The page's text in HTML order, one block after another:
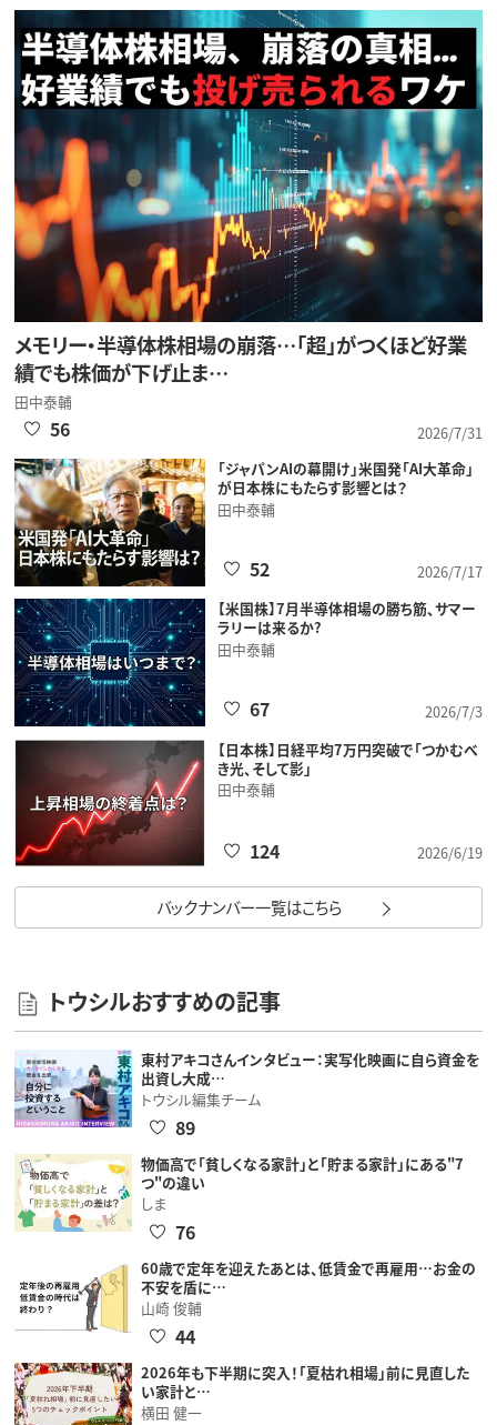
メモリー・半導体株相場の崩落…「超」がつくほど好業
績でも株価が下げ止ま…
田中泰輔
2026/7/31
56
「ジャパンAIの幕開け」米国発「AI大革命」
が日本株にもたらす影響とは？
田中泰輔
2026/7/17
52
【米国株】7月半導体相場の勝ち筋、サマー
ラリーは来るか?
田中泰輔
2026/7/3
67
【日本株】日経平均7万円突破で「つかむべ
き光、そして影」
田中泰輔
2026/6/19
124
バックナンバー一覧はこちら
トウシルおすすめの記事
東村アキコさんインタビュー：実写化映画に自ら資金を
出資し大成…
トウシル編集チーム
89
物価高で「貧しくなる家計」と「貯まる家計」にある"7
つ"の違い
しま
76
60歳で定年を迎えたあとは、低賃金で再雇用…お金の
不安を盾に…
山崎 俊輔
44
2026年も下半期に突入！「夏枯れ相場」前に見直した
い家計と…
横田 健一